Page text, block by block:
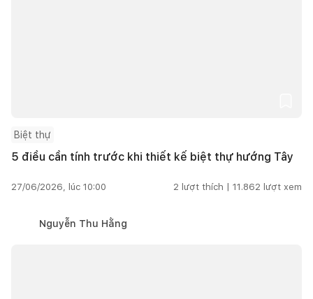
Biệt thự
5 điều cần tính trước khi thiết kế biệt thự hướng Tây
27/06/2026, lúc 10:00 2 lượt thích | 11.862 lượt xem
Nguyễn Thu Hằng